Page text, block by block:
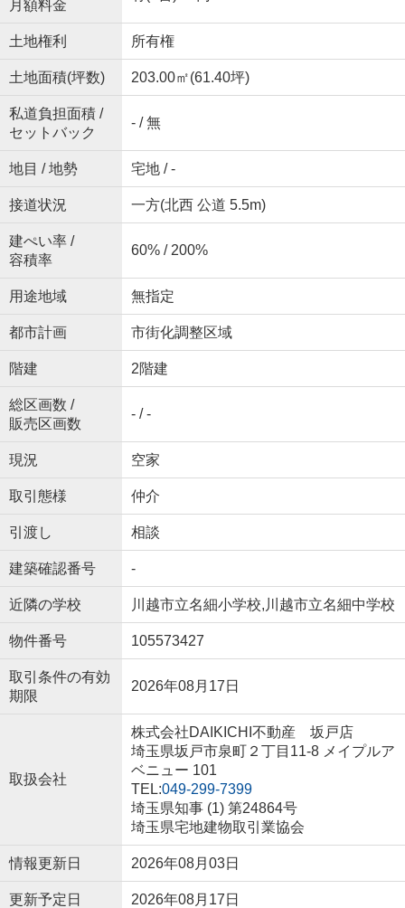
月額料金
土地権利 所有権
土地面積(坪数) 203.00㎡(61.40坪)
私道負担面積 /
セットバック
- / 無
地目 / 地勢 宅地 / -
接道状況 一方(北西 公道 5.5m)
建ぺい率 /
容積率
60% / 200%
用途地域 無指定
都市計画 市街化調整区域
階建 2階建
総区画数 /
販売区画数
- / -
現況 空家
取引態様 仲介
引渡し 相談
建築確認番号 -
近隣の学校 川越市立名細小学校,川越市立名細中学校
物件番号 105573427
取引条件の有効
期限
2026年08月17日
取扱会社
株式会社DAIKICHI不動産 坂戸店
埼玉県坂戸市泉町２丁目11-8 メイプルア
ベニュー 101
TEL:049-299-7399
埼玉県知事 (1) 第24864号
埼玉県宅地建物取引業協会
情報更新日 2026年08月03日
更新予定日 2026年08月17日